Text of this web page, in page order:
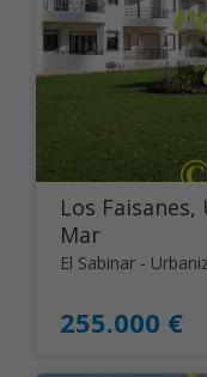
Los
Mar
255.000 €